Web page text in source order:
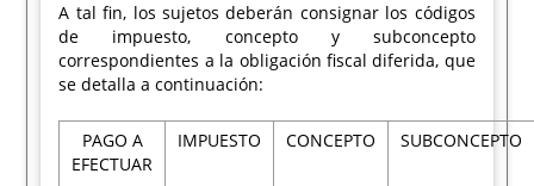
A tal fin, los sujetos deberán consignar los códigos
de impuesto, concepto y subconcepto
correspondientes a la obligación fiscal diferida, que
se detalla a continuación:
PAGO A
EFECTUAR
IMPUESTO CONCEPTO SUBCONCEPTO